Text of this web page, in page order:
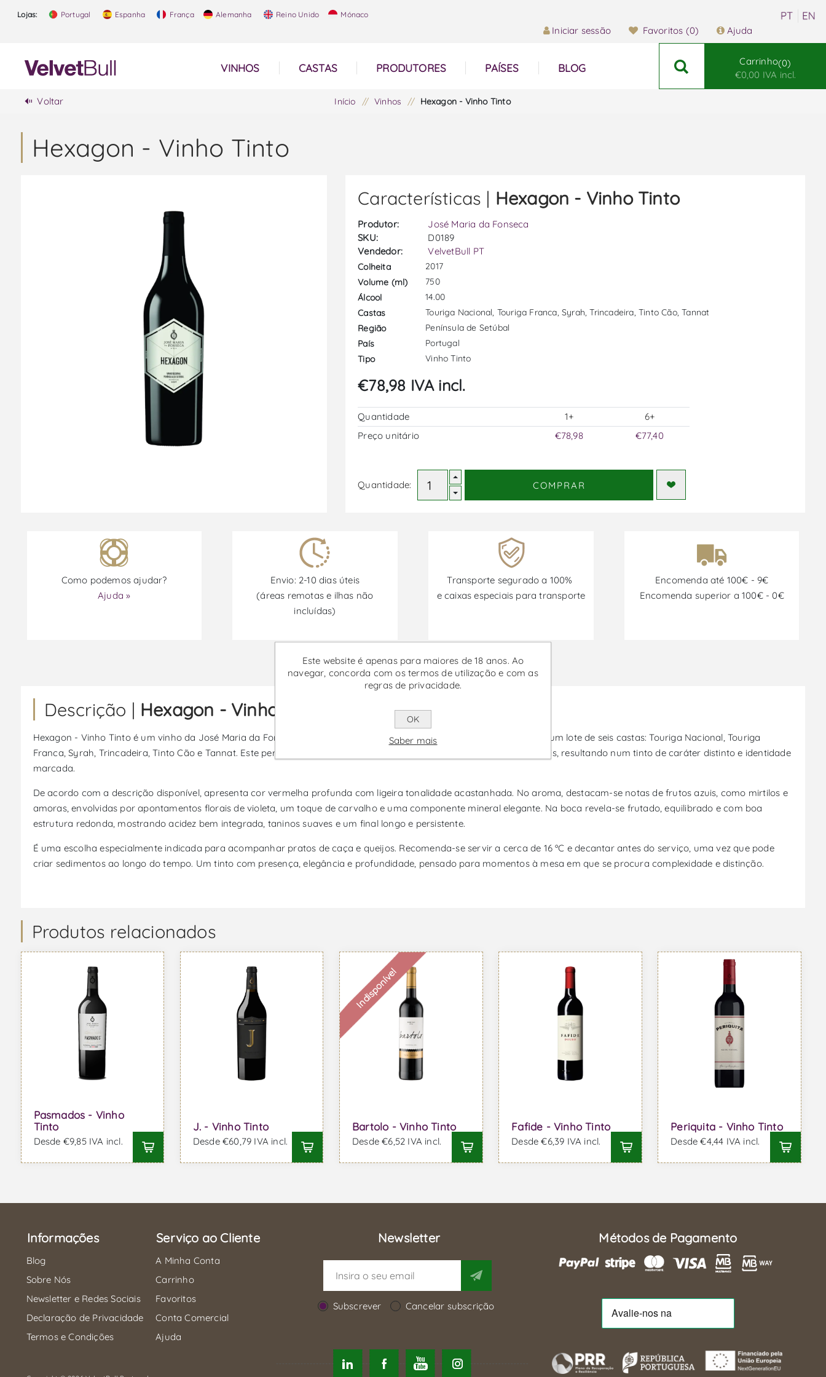
Lojas: Portugal Espanha França Alemanha Reino Unido Mónaco
Iniciar sessão Favoritos (0) Ajuda
VINHOS CASTAS PRODUTORES PAÍSES BLOG
Carrinho 0
€0,00 IVA incl.
Voltar Início / Vinhos / Hexagon - Vinho Tinto
Hexagon - Vinho Tinto
Características | Hexagon - Vinho Tinto
Produtor:
José Maria da Fonseca
SKU:
D0189
Vendedor:
VelvetBull PT
Colheita
2017
Volume (ml)
750
Álcool
14.00
Castas
Touriga Nacional, Touriga Franca, Syrah, Trincadeira, Tinto Cão, Tannat
Região
Península de Setúbal
País
Portugal
Tipo
Vinho Tinto
€78,98 IVA incl.
Quantidade 1+
6+
Preço unitário
€78,98 €77,40
Quantidade: COMPRAR
Como podemos ajudar?
Ajuda »
Envio: 2-10 dias úteis
(áreas remotas e ilhas não
incluídas)
Transporte segurado a 100%
e caixas especiais para transporte
Encomenda até 100€ - 9€
Encomenda superior a 100€ - 0€
Promoções disponíveis de 30/06/2026 a 30/09/2026
Descrição | Hexagon - Vinho Tinto
Hexagon - Vinho Tinto é um vinho da José Maria da Fonseca, produzido na região da Península de Setúbal a partir de um lote de seis castas: Touriga Nacional, Touriga
Franca, Syrah, Trincadeira, Tinto Cão e Tannat. Este perfil vínico combina diferentes expressões aromáticas e estruturais, resultando num tinto de caráter distinto e identidade
marcada.
De acordo com a descrição disponível, apresenta cor vermelha profunda com ligeira tonalidade acastanhada. No aroma, destacam-se notas de frutos azuis, como mirtilos e
amoras, envolvidas por apontamentos florais de violeta, um toque de carvalho e uma componente mineral elegante. Na boca revela-se frutado, equilibrado e com boa
estrutura redonda, mostrando acidez bem integrada, taninos suaves e um final longo e persistente.
É uma escolha especialmente indicada para acompanhar pratos de caça e queijos. Recomenda-se servir a cerca de 16 ºC e decantar antes do serviço, uma vez que pode
criar sedimentos ao longo do tempo. Um tinto com presença, elegância e profundidade, pensado para momentos à mesa em que se procura complexidade e distinção.
Produtos relacionados
Pasmados - Vinho
Tinto
Desde €9,85 IVA incl.
J. - Vinho Tinto
Desde €60,79 IVA incl.
Indisponível
Bartolo - Vinho Tinto
Desde €6,52 IVA incl.
Fafide - Vinho Tinto
Desde €6,39 IVA incl.
Periquita - Vinho Tinto
Desde €4,44 IVA incl.
Informações
Blog
Sobre Nós
Newsletter e Redes Sociais
Declaração de Privacidade
Termos e Condições
Serviço ao Cliente
A Minha Conta
Carrinho
Favoritos
Conta Comercial
Ajuda
Newsletter
Subscrever Cancelar subscrição
Métodos de Pagamento
Este website é apenas para maiores de 18 anos. Ao
navegar, concorda com os termos de utilização e com as
regras de privacidade.
OK
Saber mais